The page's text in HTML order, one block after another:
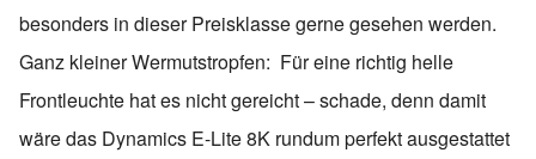
besonders in dieser Preisklasse gerne gesehen werden.
Ganz kleiner Wermutstropfen: Für eine richtig helle
Frontleuchte hat es nicht gereicht – schade, denn damit
wäre das Dynamics E-Lite 8K rundum perfekt ausgestattet